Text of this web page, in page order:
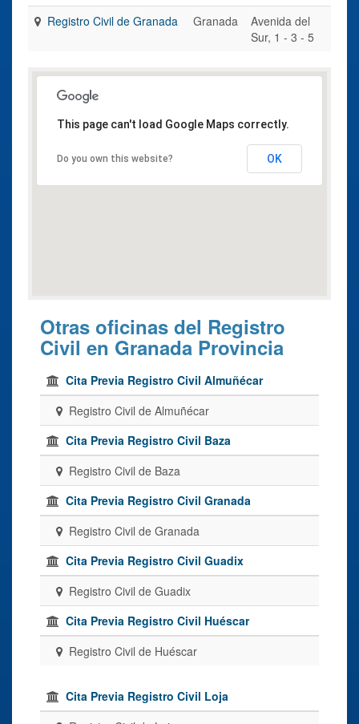
Registro Civil de Granada Granada
Avenida del
Sur, 1 - 3 - 5
This page can't load Google Maps correctly.
Do you own this website? OK
Otras oficinas del Registro
Civil en Granada Provincia
Cita Previa Registro Civil Almuñécar
Registro Civil de Almuñécar
Cita Previa Registro Civil Baza
Registro Civil de Baza
Cita Previa Registro Civil Granada
Registro Civil de Granada
Cita Previa Registro Civil Guadix
Registro Civil de Guadix
Cita Previa Registro Civil Huéscar
Registro Civil de Huéscar
Cita Previa Registro Civil Loja